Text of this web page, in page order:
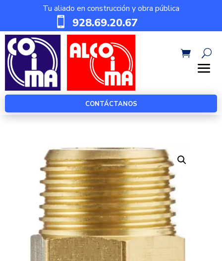
Tu aliado en construcción y obra pública
 928.69.20.67
CONTÁCTANOS